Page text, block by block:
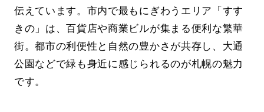
伝えています。市内で最もにぎわうエリア「すす
きの」は、百貨店や商業ビルが集まる便利な繁華
街。都市の利便性と自然の豊かさが共存し、大通
公園などで緑も身近に感じられるのが札幌の魅力
です。